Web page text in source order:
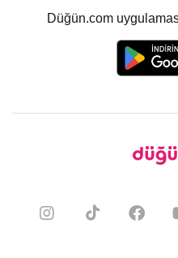
Düğün.com